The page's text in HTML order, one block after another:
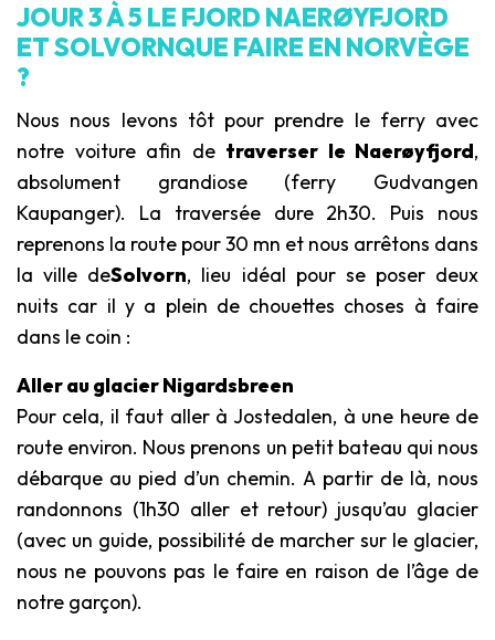
JOUR 3 À 5 LE FJORD NAERØYFJORD
ET SOLVORNQUE FAIRE EN NORVÈGE
?
Nous nous levons tôt pour prendre le ferry avec
notre voiture afin de traverser le Naerøyfjord,
absolument grandiose (ferry Gudvangen
Kaupanger). La traversée dure 2h30. Puis nous
reprenons la route pour 30 mn et nous arrêtons dans
la ville deSolvorn, lieu idéal pour se poser deux
nuits car il y a plein de chouettes choses à faire
dans le coin :
Aller au glacier Nigardsbreen
Pour cela, il faut aller à Jostedalen, à une heure de
route environ. Nous prenons un petit bateau qui nous
débarque au pied d’un chemin. A partir de là, nous
randonnons (1h30 aller et retour) jusqu’au glacier
(avec un guide, possibilité de marcher sur le glacier,
nous ne pouvons pas le faire en raison de l’âge de
notre garçon).